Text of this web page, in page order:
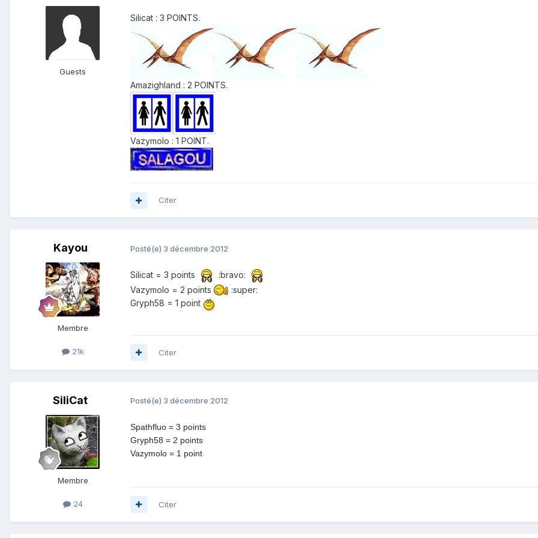
Guests
Silicat : 3 POINTS.
Amazighland : 2 POINTS.
Vazymolo : 1 POINT.
Citer
Kayou
Membre
21k
Posté(e) 3 décembre 2012
Silicat = 3 points
:bravo:
Vazymolo = 2 points
:super:
Gryph58 = 1 point
Citer
SiliCat
Membre
24
Posté(e) 3 décembre 2012
Spathfluo = 3 points
Gryph58 = 2 points
Vazymolo = 1 point
Citer